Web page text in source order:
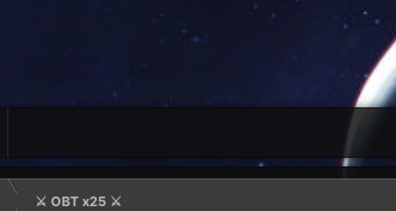
⚔️ OBT x25 ⚔️